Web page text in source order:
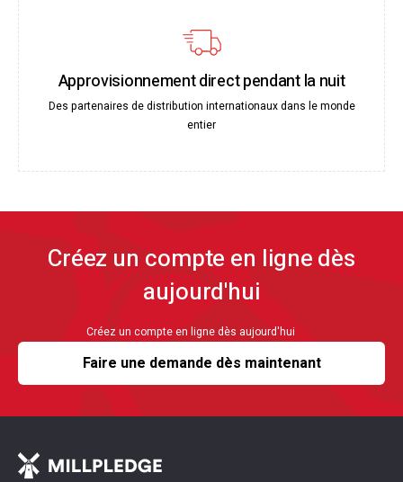
Approvisionnement direct pendant la nuit
Des partenaires de distribution internationaux dans le monde
entier
Créez un compte en ligne dès
aujourd'hui
Créez un compte en ligne dès aujourd'hui
Faire une demande dès maintenant